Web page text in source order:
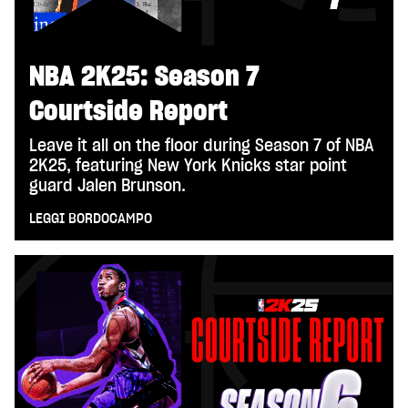
NBA 2K25: Season 7
Courtside Report
Leave it all on the floor during Season 7 of NBA
2K25, featuring New York Knicks star point
guard Jalen Brunson.
LEGGI BORDOCAMPO